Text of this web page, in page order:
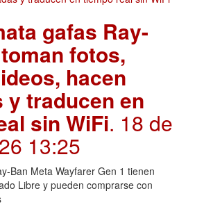
gafas Ray-
fotos,
hacen
y traducen en
sin WiFi. 18 de
13:25
Ban Meta Wayfarer Gen 1 tienen
Libre y pueden comprarse con